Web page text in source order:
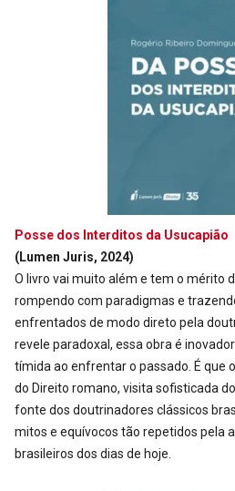
Posse dos Interditos da Usucapião
(Lumen Juris, 2024)
O livro vai muito além e tem o mérito
rompendo com paradigmas e
enfrentados de modo direto pela
revele paradoxal, essa obra é
tímida ao enfrentar o passado. É que
do Direito romano, visita sofisticada
fonte dos doutrinadores clássicos
mitos e equívocos tão repetidos pela
brasileiros dos dias de hoje.